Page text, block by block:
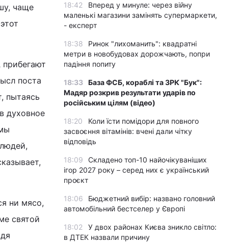
чаще
поста
пытаясь
духовное
ни мясо,
святой
18:42
Вперед у минуле: через війну
маленькі магазини замінять супермаркети,
- експерт
18:38
Ринок "лихоманить": квадратні
метри в новобудовах дорожчають, попри
падіння попиту
18:33 База ФСБ, кораблі та ЗРК "Бук":
Мадяр розкрив результати ударів по
російським цілям (відео)
18:20
Коли їсти помідори для повного
засвоєння вітамінів: вчені дали чітку
відповідь
18:09
Складено топ-10 найочікуваніших
ігор 2027 року – серед них є український
проєкт
18:06
Бюджетний вибір: названо головний
автомобільний бестселер у Європі
18:02
У двох районах Києва зникло світло:
в ДТЕК назвали причину